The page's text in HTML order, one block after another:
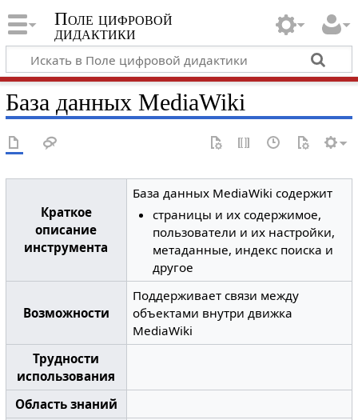
Поле цифровой
дидактики
База данных MediaWiki
Краткое
описание
инструмента
База данных MediaWiki содержит
страницы и их содержимое,
пользователи и их настройки,
метаданные, индекс поиска и
другое
Возможности
Поддерживает связи между
объектами внутри движка
MediaWiki
Трудности
использования
Область знаний